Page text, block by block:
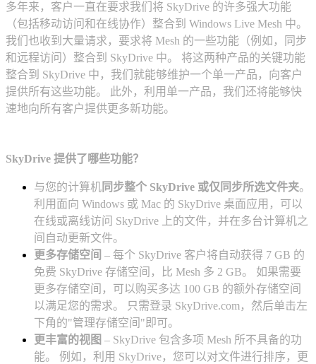
多年来，客户一直在要求我们将 SkyDrive 的许多强大功能
（包括移动访问和在线协作）整合到 Windows Live Mesh 中。
我们也收到大量请求，要求将 Mesh 的一些功能（例如，同步
和远程访问）整合到 SkyDrive 中。 将这两种产品的关键功能
整合到 SkyDrive 中，我们就能够维护一个单一产品，向客户
提供所有这些功能。 此外，利用单一产品，我们还将能够快
速地向所有客户提供更多新功能。
SkyDrive 提供了哪些功能？
与您的计算机 同步整个 SkyDrive 或仅同步所选文件夹。
利用面向 Windows 或 Mac 的 SkyDrive 桌面应用，可以
在线或离线访问 SkyDrive 上的文件，并在多台计算机之
间自动更新文件。
更多存储空间 – 每个 SkyDrive 客户将自动获得 7 GB 的
免费 SkyDrive 存储空间，比 Mesh 多 2 GB。 如果需要
更多存储空间，可以购买多达 100 GB 的额外存储空间
以满足您的需求。 只需登录 SkyDrive.com，然后单击左
下角的"管理存储空间"即可。
更丰富的视图 – SkyDrive 包含多项 Mesh 所不具备的功
能。 例如，利用 SkyDrive，您可以对文件进行排序，更